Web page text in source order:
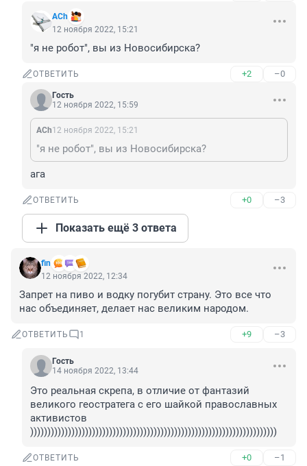
ACh
12 ноября 2022, 15:21
"я не робот", вы из Новосибирска?
ОТВЕТИТЬ +2 –0
Гость
12 ноября 2022, 15:59
ACh12 ноября 2022, 15:21
"я не робот", вы из Новосибирска?
ага
ОТВЕТИТЬ +0 –3
Показать ещё 3 ответа
fin
12 ноября 2022, 12:34
Запрет на пиво и водку погубит страну. Это все что
нас объединяет, делает нас великим народом.
ОТВЕТИТЬ 1 +9 –3
Гость
14 ноября 2022, 13:44
Это реальная скрепа, в отличие от фантазий
великого геостратега с его шайкой православных
активистов
))))))))))))))))))))))))))))))))))))))))))))))))))))))))))))))))))))))))
ОТВЕТИТЬ +0 –1